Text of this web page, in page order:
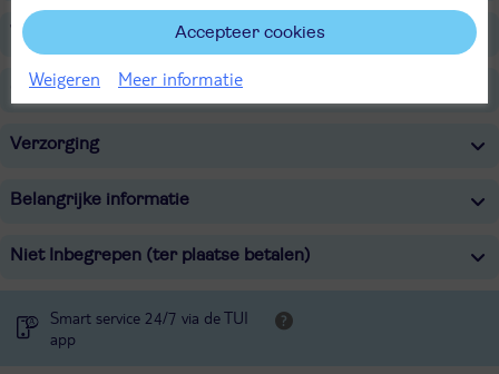
Voor de kinderen
Overige informatie
Verzorging
Belangrijke informatie
Niet Inbegrepen (ter plaatse betalen)
Smart service 24/7 via de TUI
app
Accepteer cookies
Weigeren Meer informatie